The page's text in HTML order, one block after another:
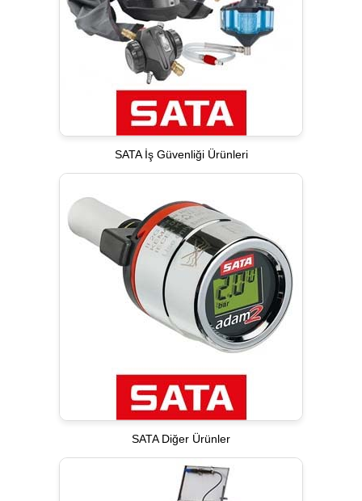
SATA İş Güvenliği Ürünleri
SATA Diğer Ürünler